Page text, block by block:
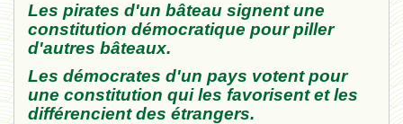
Les pirates d'un bâteau signent une
constitution démocratique pour piller
d'autres bâteaux.
Les démocrates d'un pays votent pour
une constitution qui les favorisent et les
différencient des étrangers.